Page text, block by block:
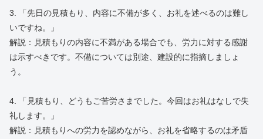
3. 「先日の見積もり、内容に不備が多く、お礼を述べるのは難し
いですね。」
解説：見積もりの内容に不満がある場合でも、労力に対する感謝
は示すべきです。不備については別途、建設的に指摘しましょ
う。
4. 「見積もり、どうもご苦労さまでした。今回はお礼はなしで失
礼します。」
解説：見積もりへの労力を認めながら、お礼を省略するのは矛盾